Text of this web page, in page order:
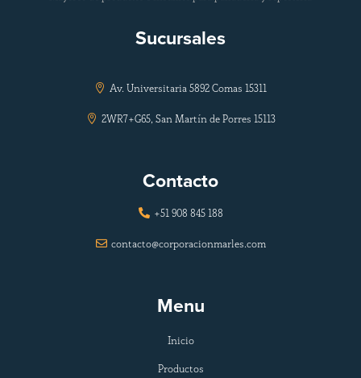
Sucursales
 Av. Universitaria 5892 Comas 15311
 2WR7+G65, San Martín de Porres 15113
Contacto
 +51 908 845 188
 contacto@corporacionmarles.com
Menu
Inicio
Productos